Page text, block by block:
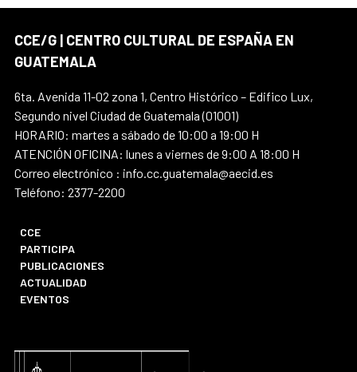
CCE/G | CENTRO CULTURAL DE ESPAÑA EN
GUATEMALA
6ta. Avenida 11-02 zona 1, Centro Histórico – Edifico Lux,
Segundo nivel Ciudad de Guatemala (01001)
HORARIO: martes a sábado de 10:00 a 19:00 H
ATENCIÓN OFICINA: lunes a viernes de 9:00 A 18:00 H
Correo electrónico : info.cc.guatemala@aecid.es
Teléfono: 2377-2200
CCE
PARTICIPA
PUBLICACIONES
ACTUALIDAD
EVENTOS